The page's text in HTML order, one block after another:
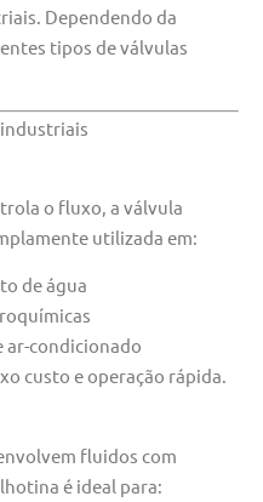
Dependendo da
tipos de válvulas
o fluxo, a válvula
utilizada em:
de água
ar-condicionado
custo e operação rápida.
fluidos com
é ideal para: